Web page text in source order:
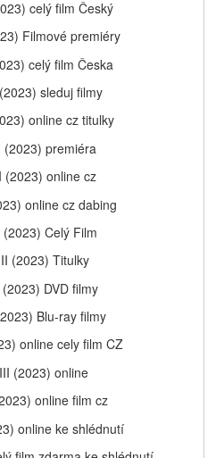
celý film Český
Filmové premiéry
celý film Česka
sleduj filmy
online cz titulky
(2023) premiéra
(2023) online cz
online cz dabing
Celý Film
(2023) Titulky
DVD filmy
Blu-ray filmy
online cely film CZ
(2023) online
online film cz
online ke shlédnutí